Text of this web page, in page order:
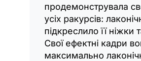
продемонструвала
усіх ракурсів:
підкреслило її ніжки
Свої ефектні кадри
максимально